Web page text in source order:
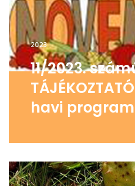
2023
11/2023.
havi program